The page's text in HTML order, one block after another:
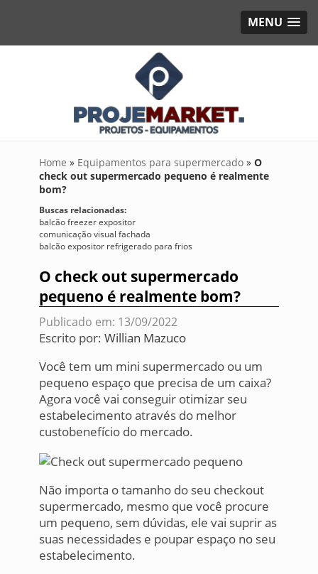
MENU
Home » Equipamentos para supermercado » O
check out supermercado pequeno é realmente
bom?
Buscas relacionadas:
balcão freezer expositor
comunicação visual fachada
balcão expositor refrigerado para frios
O check out supermercado
pequeno é realmente bom?
Publicado em: 13/09/2022
Escrito por: Willian Mazuco
Você tem um mini supermercado ou um
pequeno espaço que precisa de um caixa?
Agora você vai conseguir otimizar seu
estabelecimento através do melhor
custobenefício do mercado.
Não importa o tamanho do seu checkout
supermercado, mesmo que você procure
um pequeno, sem dúvidas, ele vai suprir as
suas necessidades e poupar espaço no seu
estabelecimento.